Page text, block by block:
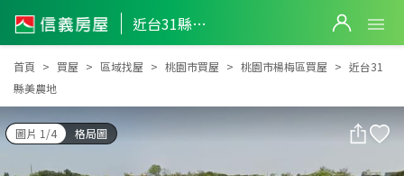
近台31縣美農地
近台31縣美農地
首頁 買屋 區域找屋 桃園市買屋 桃園市楊梅區買屋
近台31
縣美農地
圖片 1/4 格局圖